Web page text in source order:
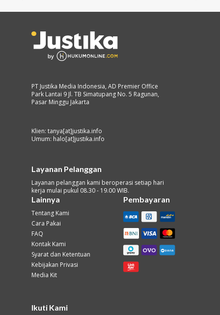
PT Justika Media Indonesia, AD Premier Office
Park Lantai 9 Jl. TB Simatupang No. 5 Ragunan,
Pasar Minggu Jakarta
Klien: tanya[at]justika.info
Umum: halo[at]justika.info
Layanan Pelanggan
Layanan pelanggan kami beroperasi setiap hari
kerja mulai pukul 08.30 - 19.00 WIB.
Lainnya
Tentang Kami
Cara Pakai
FAQ
Kontak Kami
Syarat dan Ketentuan
Kebijakan Privasi
Media Kit
Ikuti Kami
Pembayaran